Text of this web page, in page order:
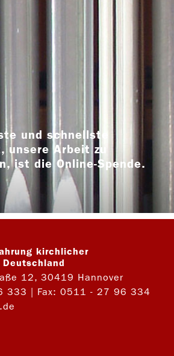
und schnellste
unsere Arbeit zu
ist die Online-Spende.
kirchlicher
12, 30419 Hannover
333 | Fax: 0511 - 27 96 334